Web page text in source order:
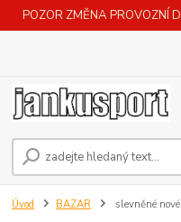
POZOR ZMĚNA PROVOZNÍ
Úvod BAZAR slevněné